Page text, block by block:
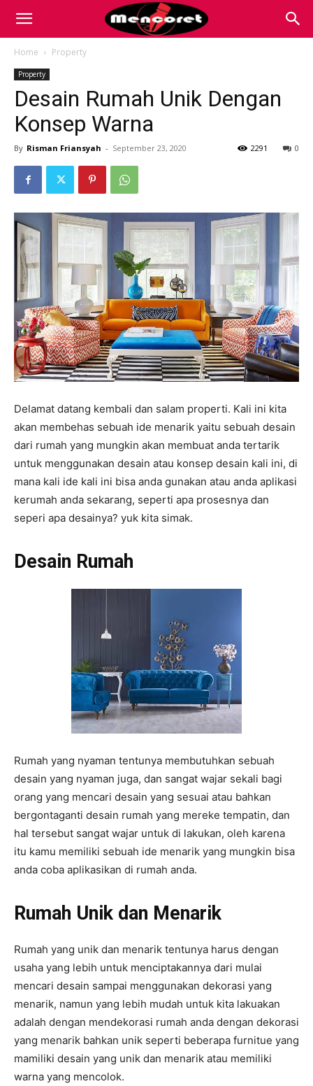
Mencoret
the
Internet
Home Property
Property
Desain Rumah Unik Dengan
Konsep Warna
By Risman Friansyah - September 23, 2020 0
2291
Delamat datang kembali dan salam properti. Kali ini kita
akan membehas sebuah ide menarik yaitu sebuah desain
dari rumah yang mungkin akan membuat anda tertarik
untuk menggunakan desain atau konsep desain kali ini, di
mana kali ide kali ini bisa anda gunakan atau anda aplikasi
kerumah anda sekarang, seperti apa prosesnya dan
seperi apa desainya? yuk kita simak.
Desain Rumah
Rumah yang nyaman tentunya membutuhkan sebuah
desain yang nyaman juga, dan sangat wajar sekali bagi
orang yang mencari desain yang sesuai atau bahkan
bergontaganti desain rumah yang mereke tempatin, dan
hal tersebut sangat wajar untuk di lakukan, oleh karena
itu kamu memiliki sebuah ide menarik yang mungkin bisa
anda coba aplikasikan di rumah anda.
Rumah Unik dan Menarik
Rumah yang unik dan menarik tentunya harus dengan
usaha yang lebih untuk menciptakannya dari mulai
mencari desain sampai menggunakan dekorasi yang
menarik, namun yang lebih mudah untuk kita lakuakan
adalah dengan mendekorasi rumah anda dengan dekorasi
yang menarik bahkan unik seperti beberapa furnitue yang
mamiliki desain yang unik dan menarik atau memiliki
warna yang mencolok.